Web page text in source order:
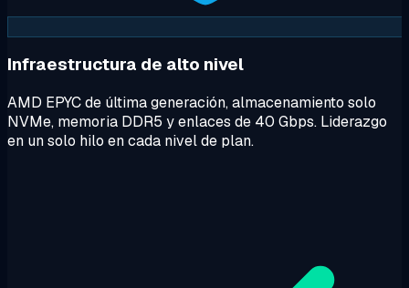
Infraestructura de alto nivel
AMD EPYC de última generación, almacenamiento solo
NVMe, memoria DDR5 y enlaces de 40 Gbps. Liderazgo
en un solo hilo en cada nivel de plan.